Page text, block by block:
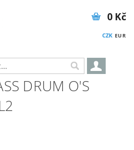
CZK EUR
0 Kč
DRUM O'S